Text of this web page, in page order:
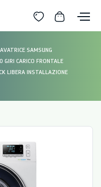
SAMSUNG
CARICO FRONTALE
LIBERA INSTALLAZIONE